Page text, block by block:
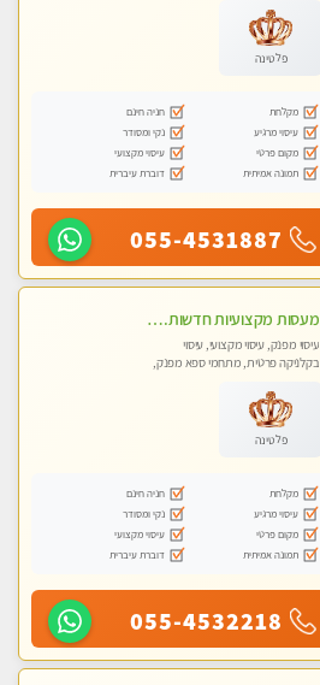
פלטינה
מקלחת
חניה חינם
עיסוי מרגיע
נקי ומסודר
מקום פרטי
עיסוי מקצועי
תמונה אמיתית
דוברת עיברית
055-4531887
מעסות מקצועיות חדשות. גישה אישית לכל לקוח. אל תפספסו את ההזדמנות שלכם. פנקו את עצמכם וקבלו מקסימום הנאה ורוגע.
עיסוי מפנק, עיסוי מקצועי, עיסוי
בקלניקה פרטית, מתחמי ספא מפנק,
פלטינה
מקלחת
חניה חינם
עיסוי מרגיע
נקי ומסודר
מקום פרטי
עיסוי מקצועי
תמונה אמיתית
דוברת עיברית
055-4532218